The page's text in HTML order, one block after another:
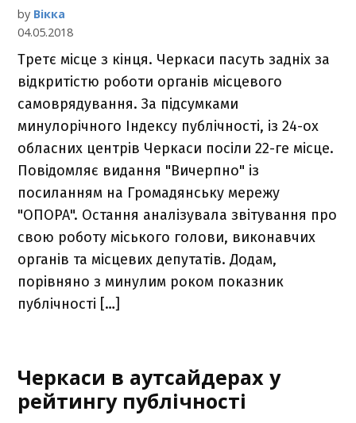
by Вікка
04.05.2018
Третє місце з кінця. Черкаси пасуть задніх за
відкритістю роботи органів місцевого
самоврядування. За підсумками
минулорічного Індексу публічності, із 24-ох
обласних центрів Черкаси посіли 22-ге місце.
Повідомляє видання "Вичерпно" із
посиланням на Громадянську мережу
"ОПОРА". Остання аналізувала звітування про
свою роботу міського голови, виконавчих
органів та місцевих депутатів. Додам,
порівняно з минулим роком показник
публічності […]
Черкаси в аутсайдерах у
рейтингу публічності